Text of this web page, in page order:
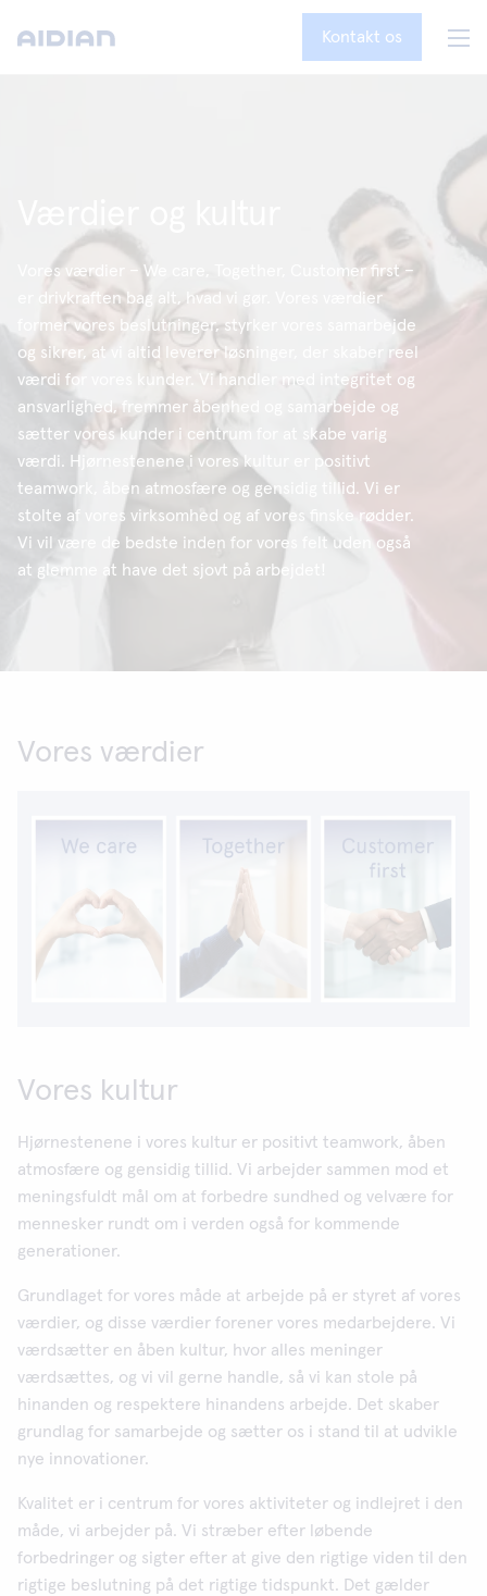
Kontakt os
Vores værdier – We care, Together, Customer first –
er drivkraften bag alt, hvad vi gør. Vores værdier
former vores beslutninger, styrker vores samarbejde
og sikrer, at vi altid leverer løsninger, der skaber reel
værdi for vores kunder. Vi handler med integritet og
ansvarlighed, fremmer åbenhed og samarbejde og
sætter vores kunder i centrum for at skabe varig
værdi. Hjørnestenene i vores kultur er positivt
teamwork, åben atmosfære og gensidig tillid. Vi er
stolte af vores virksomhed og af vores finske rødder.
Vi vil være de bedste inden for vores felt uden også
at glemme at have det sjovt på arbejdet!
Vores værdier
Vores kultur
Hjørnestenene i vores kultur er positivt teamwork, åben
atmosfære og gensidig tillid. Vi arbejder sammen mod et
meningsfuldt mål om at forbedre sundhed og velvære for
mennesker rundt om i verden også for kommende
generationer.
Grundlaget for vores måde at arbejde på er styret af vores
værdier, og disse værdier forener vores medarbejdere. Vi
værdsætter en åben kultur, hvor alles meninger
værdsættes, og vi vil gerne handle, så vi kan stole på
hinanden og respektere hinandens arbejde. Det skaber
grundlag for samarbejde og sætter os i stand til at udvikle
nye innovationer.
Kvalitet er i centrum for vores aktiviteter og indlejret i den
måde, vi arbejder på. Vi stræber efter løbende
forbedringer og sigter efter at give den rigtige viden til den
rigtige beslutning på det rigtige tidspunkt. Det gælder